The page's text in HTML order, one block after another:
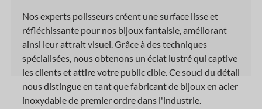
Nos experts polisseurs créent une surface lisse et
réfléchissante pour nos bijoux fantaisie, améliorant
ainsi leur attrait visuel. Grâce à des techniques
spécialisées, nous obtenons un éclat lustré qui captive
les clients et attire votre public cible. Ce souci du détail
nous distingue en tant que fabricant de bijoux en acier
inoxydable de premier ordre dans l'industrie.